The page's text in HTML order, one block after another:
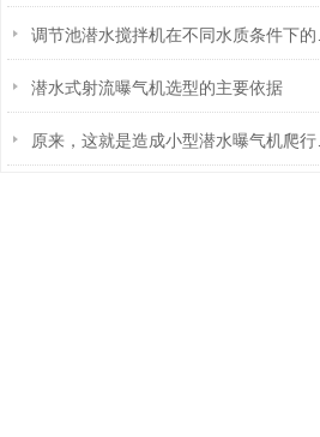
潜水式射流曝气机选型的主要依据